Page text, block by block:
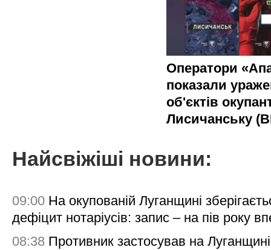
Оператори
показали
об'єктів
Лисичанську
Найсвіжіші новини:
09:00 На окупованій Луганщині
дефіцит нотаріусів: запис – на пів року
08:38 Противник застосував на Луганщині